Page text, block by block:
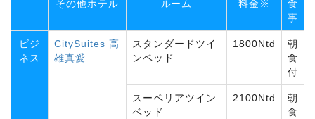
その他ホテル ルーム 料金※
食
事
ビジ
ネス
CitySuites 高
雄真愛
スタンダードツイ
ンベッド
1800Ntd
朝
食
付
スーペリアツイン
ベッド
2100Ntd
朝
食